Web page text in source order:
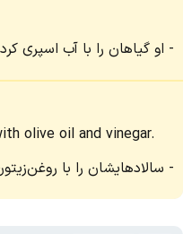
او گیاهان را با آب اسپری
olive oil and vinegar.
سالادهایشان را با